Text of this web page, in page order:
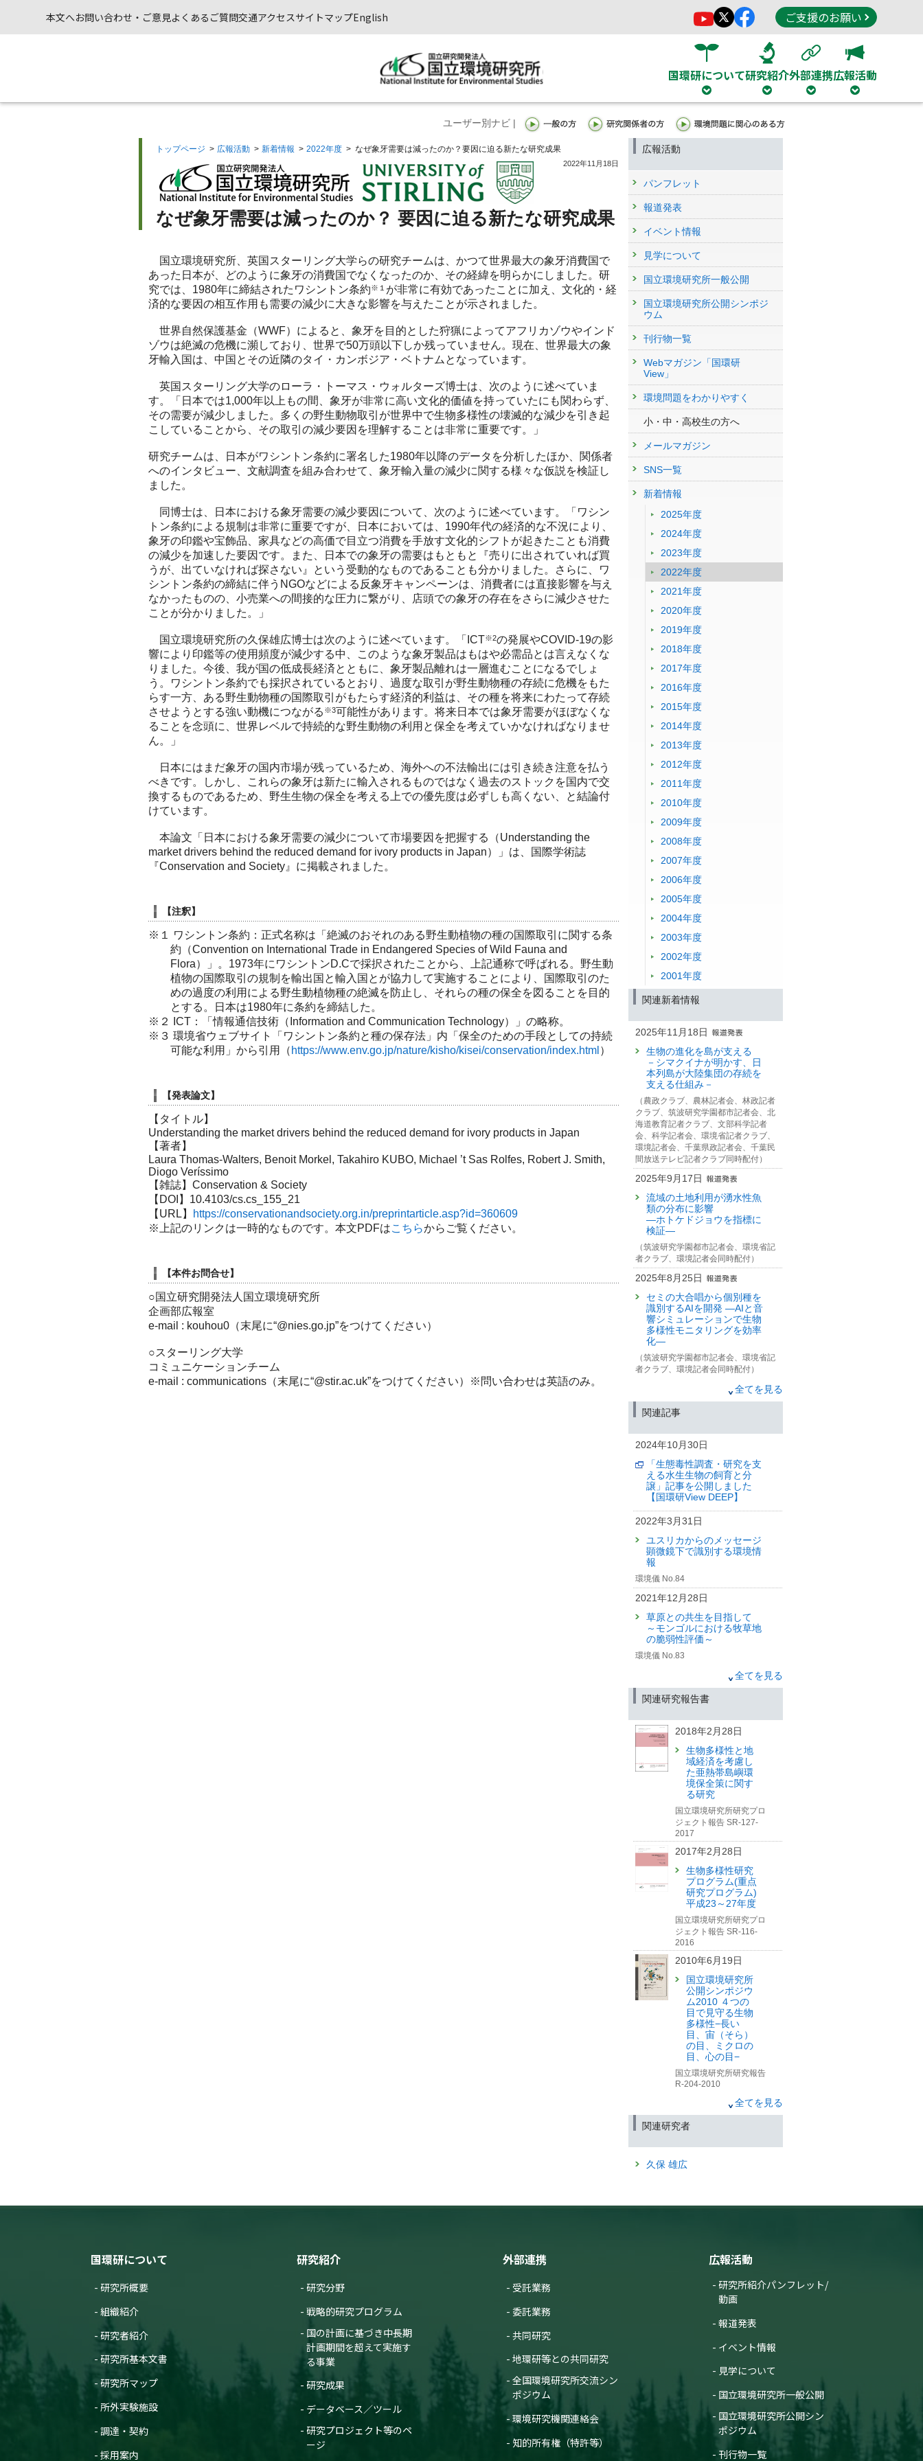
本文へお問い合わせ・ご意見よくあるご質問交通アクセスサイトマップEnglish ご支援のお願い
国環研について研究紹介外部連携広報活動
ユーザー別ナビ |
トップページ > 広報活動 > 新着情報 > 2022年度 > なぜ象牙需要は減ったのか？要因に迫る新たな研究成果
2022年11月18日
なぜ象牙需要は減ったのか？ 要因に迫る新たな研究成果
国立環境研究所、英国スターリング大学らの研究チームは、かつて世界最大の象牙消費国で
あった日本が、どのように象牙の消費国でなくなったのか、その経緯を明らかにしました。研
究では、1980年に締結されたワシントン条約※１ が非常に有効であったことに加え、文化的・経
済的な要因の相互作用も需要の減少に大きな影響を与えたことが示されました。
世界自然保護基金（WWF）によると、象牙を目的とした狩猟によってアフリカゾウやインド
ゾウは絶滅の危機に瀕しており、世界で50万頭以下しか残っていません。現在、世界最大の象
牙輸入国は、中国とその近隣のタイ・カンボジア・ベトナムとなっています。
英国スターリング大学のローラ・トーマス・ウォルターズ博士は、次のように述べていま
す。「日本では1,000年以上もの間、象牙が非常に高い文化的価値を持っていたにも関わらず、
その需要が減少しました。多くの野生動物取引が世界中で生物多様性の壊滅的な減少を引き起
こしていることから、その取引の減少要因を理解することは非常に重要です。」
研究チームは、日本がワシントン条約に署名した1980年以降のデータを分析したほか、関係者
へのインタビュー、文献調査を組み合わせて、象牙輸入量の減少に関する様々な仮説を検証し
ました。
同博士は、日本における象牙需要の減少要因について、次のように述べています。「ワシン
トン条約による規制は非常に重要ですが、日本においては、1990年代の経済的な不況により、
象牙の印鑑や宝飾品、家具などの高価で目立つ消費を手放す文化的シフトが起きたことも消費
の減少を加速した要因です。また、日本での象牙の需要はもともと『売りに出されていれば買
うが、出ていなければ探さない』という受動的なものであることも分かりました。さらに、ワ
シントン条約の締結に伴うNGOなどによる反象牙キャンペーンは、消費者には直接影響を与え
なかったものの、小売業への間接的な圧力に繋がり、店頭での象牙の存在をさらに減少させた
ことが分かりました。」
国立環境研究所の久保雄広博士は次のように述べています。「ICT※2の発展やCOVID-19の影
響により印鑑等の使用頻度が減少する中、このような象牙製品はもはや必需品とは言えなくな
りました。今後、我が国の低成長経済とともに、象牙製品離れは一層進むことになるでしょ
う。ワシントン条約でも採択されているとおり、過度な取引が野生動物種の存続に危機をもた
らす一方、ある野生動物種の国際取引がもたらす経済的利益は、その種を将来にわたって存続
させようとする強い動機につながる ※3可能性があります。将来日本では象牙需要がほぼなくな
ることを念頭に、世界レベルで持続的な野生動物の利用と保全を考えていかなければなりませ
ん。」
日本にはまだ象牙の国内市場が残っているため、海外への不法輸出には引き続き注意を払う
べきです。しかし、これらの象牙は新たに輸入されるものではなく過去のストックを国内で交
換するものであるため、野生生物の保全を考える上での優先度は必ずしも高くない、と結論付
けています。
本論文「日本における象牙需要の減少について市場要因を把握する（Understanding the
market drivers behind the reduced demand for ivory products in Japan）」は、国際学術誌
『Conservation and Society』に掲載されました。
【注釈】
※１ ワシントン条約：正式名称は「絶滅のおそれのある野生動植物の種の国際取引に関する条
約（Convention on International Trade in Endangered Species of Wild Fauna and
Flora）」。1973年にワシントンD.Cで採択されたことから、上記通称で呼ばれる。野生動
植物の国際取引の規制を輸出国と輸入国とが協力して実施することにより、国際取引のた
めの過度の利用による野生動植物種の絶滅を防止し、それらの種の保全を図ることを目的
とする。日本は1980年に条約を締結した。
※２ ICT：「情報通信技術（Information and Communication Technology）」の略称。
※３ 環境省ウェブサイト「ワシントン条約と種の保存法」内「保全のための手段としての持続
可能な利用」から引用（ https://www.env.go.jp/nature/kisho/kisei/conservation/index.html ）
【発表論文】
【タイトル】
Understanding the market drivers behind the reduced demand for ivory products in Japan
【著者】
Laura Thomas-Walters, Benoit Morkel, Takahiro KUBO, Michael ’t Sas Rolfes, Robert J. Smith,
Diogo Veríssimo
【雑誌】Conservation & Society
【DOI】10.4103/cs.cs_155_21
【URL】
https://conservationandsociety.org.in/preprintarticle.asp?id=360609
※上記のリンクは一時的なものです。本文PDFはこちらからご覧ください。
【本件お問合せ】
○国立研究開発法人国立環境研究所
企画部広報室
e-mail : kouhou0（末尾に“@nies.go.jp”をつけてください）
○スターリング大学
コミュニケーションチーム
e-mail : communications（末尾に“@stir.ac.uk”をつけてください）※問い合わせは英語のみ。
広報活動
パンフレット
報道発表
イベント情報
見学について
国立環境研究所一般公開
国立環境研究所公開シンポジ
ウム
刊行物一覧
Webマガジン「国環研
View」
環境問題をわかりやすく
小・中・高校生の方へ
メールマガジン
SNS一覧
新着情報
2025年度
2024年度
2023年度
2022年度
2021年度
2020年度
2019年度
2018年度
2017年度
2016年度
2015年度
2014年度
2013年度
2012年度
2011年度
2010年度
2009年度
2008年度
2007年度
2006年度
2005年度
2004年度
2003年度
2002年度
2001年度
関連新着情報
2025年11月18日
生物の進化を島が支える
－シマクイナが明かす、日
本列島が大陸集団の存続を
支える仕組み－
（農政クラブ、農林記者会、林政記者
クラブ、筑波研究学園都市記者会、北
海道教育記者クラブ、文部科学記者
会、科学記者会、環境省記者クラブ、
環境記者会、千葉県政記者会、千葉民
間放送テレビ記者クラブ同時配付）
2025年9月17日
流域の土地利用が湧水性魚
類の分布に影響
—ホトケドジョウを指標に
検証—
（筑波研究学園都市記者会、環境省記
者クラブ、環境記者会同時配付）
2025年8月25日
セミの大合唱から個別種を
識別するAIを開発 —AIと音
響シミュレーションで生物
多様性モニタリングを効率
化—
（筑波研究学園都市記者会、環境省記
者クラブ、環境記者会同時配付）
＼行動科学×生物多様性保全
／
ブによって「いきもの写
真」のアプリ投稿行動が変
化 —ユーザー参加型で生物
多様性データを集めていく
ために—
（筑波研究学園都市記者会、環境省記
者クラブ、環境記者会、大阪科学・大
学記者クラブ、文部科学記者会、科学
記者会同時配付）
2025年5月30日
環境研究の“生の声”が戻って
くる—
6年ぶりに国立環境研究所
対面開催【終了しました】
（筑波研究学園都市記者会、環境省記
者クラブ、環境記者会、都庁記者クラ
ブ、埼玉県政記者クラブ、千葉県政記
者会、福島県政記者クラブ、郡山記者
クラブ、滋賀県政記者クラブ同時配
付）
生物群集はエネルギー地形
の高低に従い変化する
—データ駆動型の生物多様
性の変化予測を実現—
（筑波研究学園都市記者会、環境省記
者クラブ、環境記者会、文部科学記者
会、科学記者会同時配付）
2024年12月27日
英文年報「NIES Annual
Report 2024」の
刊行について
（筑波研究学園都市記者会、環境省記
者クラブ、環境記者会同時配付）
GBIFワークショップ「多様
化する生物多様性調査とそ
のデータ」開催のお知らせ
【終了しました】
2024年11月25日
気候変動緩和策による土地
利用改変が大きい地域ほど
生物多様性の保全効果は低
－植林とBECCSの大規模導
生物多様性に与える影響－
クラブ、筑波研究学園都市記者会、京
都大学記者クラブ、文部科学記者会、
科学記者会、環境記者クラブ、環境記
【国環研View DEEP】
—都市化による雑草の繁殖
（筑波研究学園都市記者会、環境省記
者クラブ、環境記者会、文部科学記者
向けて：
物多様性枠組」について特
集しました
（筑波研究学園都市記者会、環境省記
者クラブ、環境記者会同時配付）
全てを見る
関連記事
2024年10月30日
「生態毒性調査・研究を支
える水生生物の飼育と分
譲」記事を公開しました
【国環研View DEEP】
2022年3月31日
ユスリカからのメッセージ
顕微鏡下で識別する環境情
報
環境儀 No.84
2021年12月28日
草原との共生を目指して
～モンゴルにおける牧草地
の脆弱性評価～
環境儀 No.83
モンゴルの草原と人々の生
活を守るために
Interview研究者に聞く
2021年12月28日
急増する草原への攪乱
過放牧・都市化・鉱山開発
2021年9月30日
人が去ったそのあとに
人口減少下における里山の
生態系変化と
その管理に関する研究
環境儀 No.82
2021年9月30日
人口減少時代の里山の管理
のあり方とは
Interview研究者に聞く
全てを見る
関連研究報告書
2018年2月28日
生物多様性と地
域経済を考慮し
た亜熱帯島嶼環
境保全策に関す
る研究
国立環境研究所研究プロ
ジェクト報告 SR-127-
2017
2017年2月28日
生物多様性研究
プログラム(重点
研究プログラム)
平成23～27年度
国立環境研究所研究プロ
ジェクト報告 SR-116-
2016
2010年6月19日
国立環境研究所
公開シンポジウ
ム2010 ４つの
目で見守る生物
多様性−長い
目、宙（そら）
の目、ミクロの
目、心の目−
国立環境研究所研究報告
R-204-2010
2006年12月28日
生物多様性の減
少機構の解明と
平成13〜17年度
R-183-2004
2003年11月28日
生物多様性の減
少機構の解明と
ト（中間報告）
報告 SR-57-2003
2003年1月31日
Initiative in
全てを見る
関連研究者
久保 雄広
国環研について
研究所概要
組織紹介
研究者紹介
研究所基本文書
研究所マップ
所外実験施設
調達・契約
採用案内
研究紹介
研究分野
戦略的研究プログラム
国の計画に基づき中長期
計画期間を超えて実施す
る事業
研究成果
データベース／ツール
研究プロジェクト等のペ
ージ
外部連携
受託業務
委託業務
共同研究
地環研等との共同研究
全国環境研究所交流シン
ポジウム
環境研究機関連絡会
知的所有権（特許等）
広報活動
研究所紹介パンフレット/
動画
報道発表
イベント情報
見学について
国立環境研究所一般公開
国立環境研究所公開シン
ポジウム
刊行物一覧